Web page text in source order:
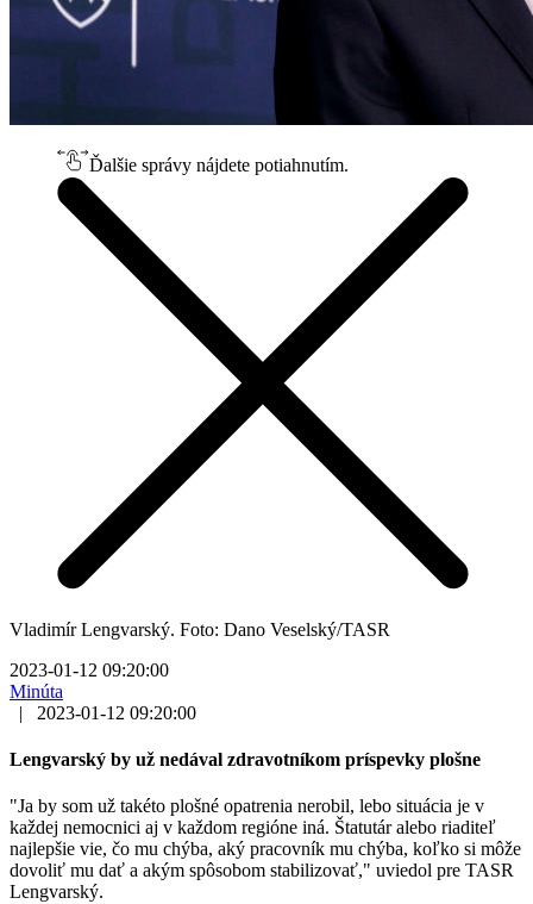
Ďalšie správy nájdete potiahnutím.
Vladimír Lengvarský. Foto: Dano Veselský/TASR
2023-01-12 09:20:00
Minúta
|
2023-01-12 09:20:00
Lengvarský by už nedával zdravotníkom príspevky plošne
"Ja by som už takéto plošné opatrenia nerobil, lebo situácia je v
každej nemocnici aj v každom regióne iná. Štatutár alebo riaditeľ
najlepšie vie, čo mu chýba, aký pracovník mu chýba, koľko si môže
dovoliť mu dať a akým spôsobom stabilizovať," uviedol pre TASR
Lengvarský.